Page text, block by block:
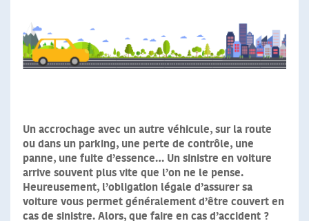
Un accrochage avec un autre véhicule, sur la route
ou dans un parking, une perte de contrôle, une
panne, une fuite d’essence… Un sinistre en voiture
arrive souvent plus vite que l’on ne le pense.
Heureusement, l’obligation légale d’assurer sa
voiture vous permet généralement d’être couvert en
cas de sinistre. Alors, que faire en cas d’accident ?